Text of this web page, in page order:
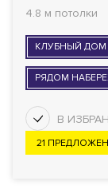
4.8 м потолки
КЛУБНЫЙ ДОМ
РЯДОМ
21